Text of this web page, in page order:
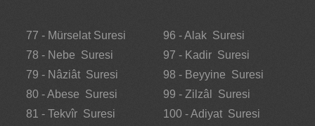
77 - Mürselat Suresi
78 - Nebe Suresi
79 - Nâziât Suresi
80 - Abese Suresi
81 - Tekvîr Suresi
96 - Alak Suresi
97 - Kadir Suresi
98 - Beyyine Suresi
99 - Zilzâl Suresi
100 - Adiyat Suresi